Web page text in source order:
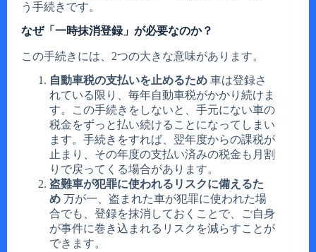
う手続きです。
なぜ「一時抹消登録」が必要なのか？
この手続きには、2つの大きな意味があります。
自動車税の支払いを止めるため 車は登録さ
れている限り、毎年自動車税がかかり続けま
す。この手続きをしないと、手元にない車の
税金をずっと払い続けることになってしまい
ます。手続きをすれば、翌年度からの課税が
止まり、その年度の支払い済みの税金も月割
りで戻ってくる場合があります。
盗難車が犯罪に使われるリスクに備えるた
め 万が一、盗まれた車が犯罪に使われた場
合でも、登録を抹消しておくことで、ご自身
が事件に巻き込まれるリスクを減らすことが
できます。